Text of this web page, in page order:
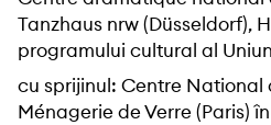
Tanzhaus nrw (Düsseldorf),
programului cultural al
cu sprijinul: Centre National
Ménagerie de Verre (Paris)